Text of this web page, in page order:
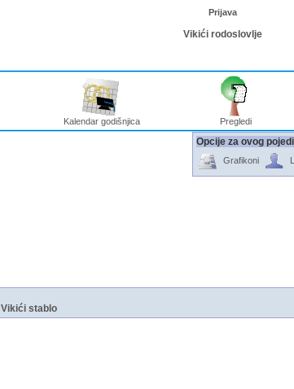
Prijava
Vikići rodoslovlje
Kalendar godišnjica Pregledi
Opcije za ovog
Grafikoni
Vikići stablo